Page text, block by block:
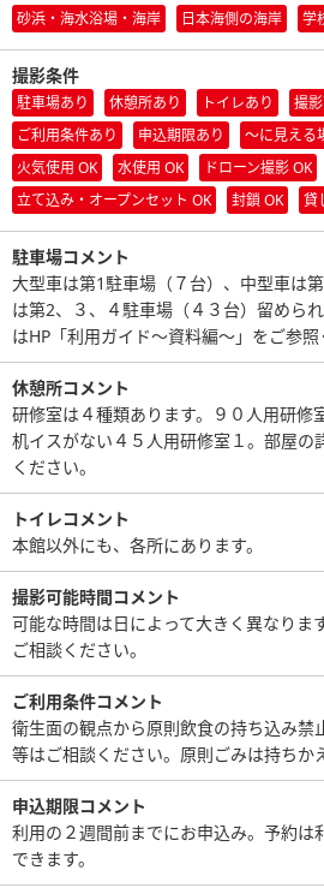
砂浜・海水浴場・海岸
日本海側の海岸 学
撮影条件
駐車場あり 休憩所あり トイレあり
撮
ご利用条件あり
申込期限あり
〜に見える
火気使用 OK
水使用 OK
ドローン撮影 OK
立て込み・オープンセット OK
封鎖 OK 貸
駐車場コメント
大型車は第1駐車場（７台）、中型車は
は第2、３、４駐車場（４３台）留めら
はHP「利用ガイド～資料編～」をご参照
休憩所コメント
研修室は４種類あります。９０人用研修
机イスがない４５人用研修室１。部屋の
ください。
トイレコメント
本館以外にも、各所にあります。
撮影可能時間コメント
可能な時間は日によって大きく異なりま
ご相談ください。
ご利用条件コメント
衛生面の観点から原則飲食の持ち込み禁
等はご相談ください。原則ごみは持ちか
申込期限コメント
利用の２週間前までにお申込み。予約は
できます。